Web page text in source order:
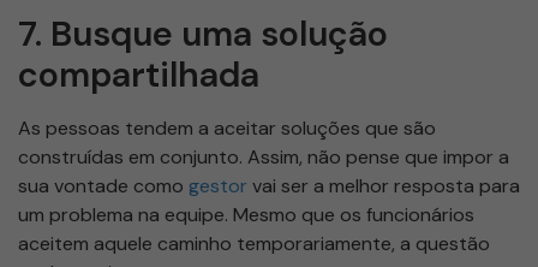
7. Busque uma solução
compartilhada
As pessoas tendem a aceitar soluções que são
construídas em conjunto. Assim, não pense que impor a
sua vontade como gestor vai ser a melhor resposta para
um problema na equipe. Mesmo que os funcionários
aceitem aquele caminho temporariamente, a questão